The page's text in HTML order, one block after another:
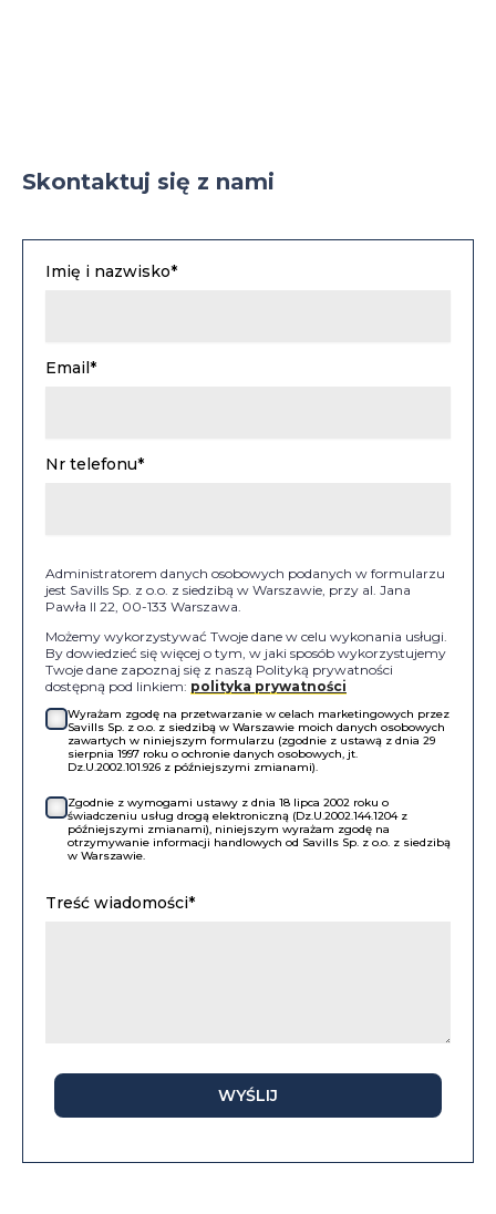
Skontaktuj się z nami
Imię i nazwisko*
Email*
Nr telefonu*
Administratorem danych osobowych podanych w formularzu
jest Savills Sp. z o.o. z siedzibą w Warszawie, przy al. Jana
Pawła II 22, 00-133 Warszawa.
Możemy wykorzystywać Twoje dane w celu wykonania usługi.
By dowiedzieć się więcej o tym, w jaki sposób wykorzystujemy
Twoje dane zapoznaj się z naszą Polityką prywatności
dostępną pod linkiem: polityka prywatności
Wyrażam zgodę na przetwarzanie w celach marketingowych przez
Savills Sp. z o.o. z siedzibą w Warszawie moich danych osobowych
zawartych w niniejszym formularzu (zgodnie z ustawą z dnia 29
sierpnia 1997 roku o ochronie danych osobowych, jt.
Dz.U.2002.101.926 z późniejszymi zmianami).
Zgodnie z wymogami ustawy z dnia 18 lipca 2002 roku o
świadczeniu usług drogą elektroniczną (Dz.U.2002.144.1204 z
późniejszymi zmianami), niniejszym wyrażam zgodę na
otrzymywanie informacji handlowych od Savills Sp. z o.o. z siedzibą
w Warszawie.
Treść wiadomości*
WYŚLIJ